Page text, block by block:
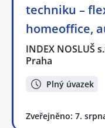
techniku –
homeoffice,
INDEX NOSLUŠ
Praha
Plný úvazek
Zveřejněno: 7.